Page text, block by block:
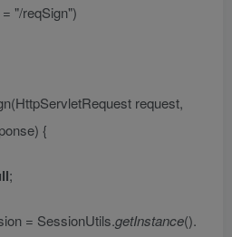
"/reqSign")
request,
{
;
= SessionUtils.getInstance().